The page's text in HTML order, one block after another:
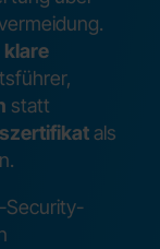
klare
statt
als
Security-